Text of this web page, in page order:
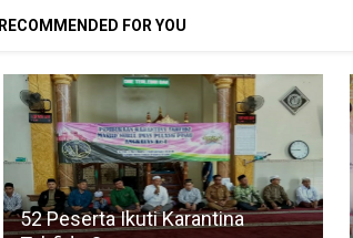
RECOMMENDED FOR YOU
52 Peserta Ikuti Karantina